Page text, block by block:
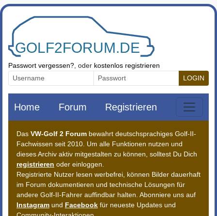
Zum Inhalt springen
Passwort vergessen? , oder kostenlos registrieren
LOGIN
Home Forum Registrieren
Das VW-Golf 2 Forum bewahrt deutschsprachiges Golf-II-
Fachwissen seit 2010. Um alle Funktionen nutzen und
dieses Archiv aktiv mitgestalten zu können, solltest Du Dich
registrieren oder einloggen.
Registrierte Nutzer lesen werbefrei, können Bilder dauerhaft
im Forum dokumentieren und technische Lösungen für
andere Golf-II-Fahrer auffindbar halten. Abonniere uns auf
Instagram und Facebook für neueste Updates und